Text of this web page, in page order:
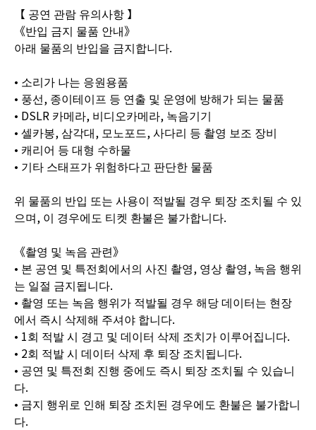
【 공연 관람 유의사항 】
《반입 금지 물품 안내》
아래 물품의 반입을 금지합니다.
• 소리가 나는 응원용품
• 풍선, 종이테이프 등 연출 및 운영에 방해가 되는 물품
• DSLR 카메라, 비디오카메라, 녹음기기
• 셀카봉, 삼각대, 모노포드, 사다리 등 촬영 보조 장비
• 캐리어 등 대형 수하물
• 기타 스태프가 위험하다고 판단한 물품
위 물품의 반입 또는 사용이 적발될 경우 퇴장 조치될 수 있
으며, 이 경우에도 티켓 환불은 불가합니다.
《촬영 및 녹음 관련》
• 본 공연 및 특전회에서의 사진 촬영, 영상 촬영, 녹음 행위
는 일절 금지됩니다.
• 촬영 또는 녹음 행위가 적발될 경우 해당 데이터는 현장
에서 즉시 삭제해 주셔야 합니다.
• 1회 적발 시 경고 및 데이터 삭제 조치가 이루어집니다.
• 2회 적발 시 데이터 삭제 후 퇴장 조치됩니다.
• 공연 및 특전회 진행 중에도 즉시 퇴장 조치될 수 있습니
다.
• 금지 행위로 인해 퇴장 조치된 경우에도 환불은 불가합니
다.